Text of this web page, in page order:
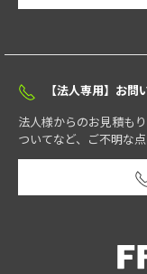
【法人専用】お問
法人様からのお見積も
ついてなど、ご不明な